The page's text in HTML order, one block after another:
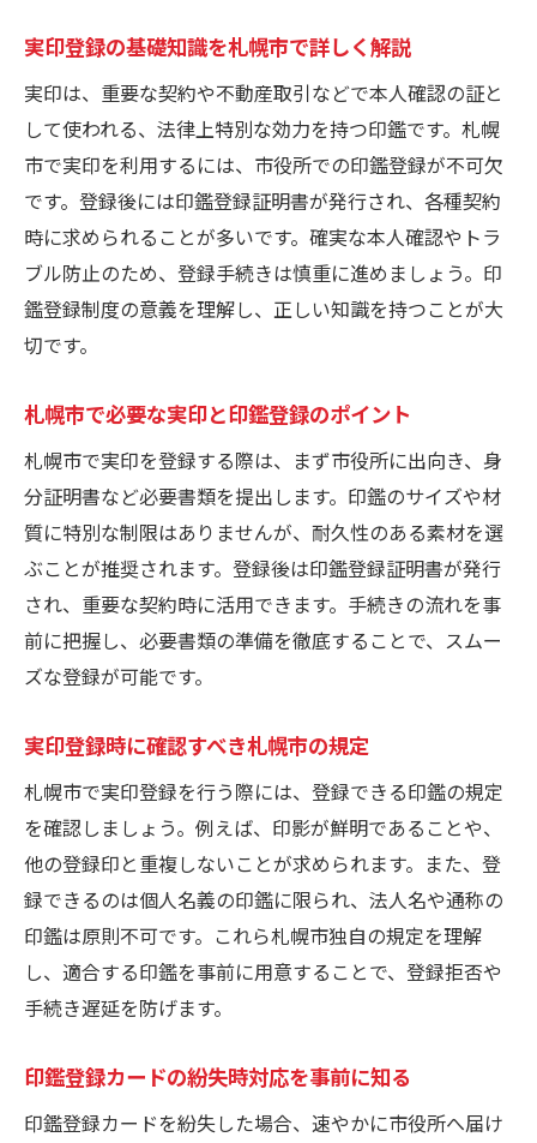
実印登録の基礎知識を札幌市で詳しく解説
実印は、重要な契約や不動産取引などで本人確認の証と
して使われる、法律上特別な効力を持つ印鑑です。札幌
市で実印を利用するには、市役所での印鑑登録が不可欠
です。登録後には印鑑登録証明書が発行され、各種契約
時に求められることが多いです。確実な本人確認やトラ
ブル防止のため、登録手続きは慎重に進めましょう。印
鑑登録制度の意義を理解し、正しい知識を持つことが大
切です。
札幌市で必要な実印と印鑑登録のポイント
札幌市で実印を登録する際は、まず市役所に出向き、身
分証明書など必要書類を提出します。印鑑のサイズや材
質に特別な制限はありませんが、耐久性のある素材を選
ぶことが推奨されます。登録後は印鑑登録証明書が発行
され、重要な契約時に活用できます。手続きの流れを事
前に把握し、必要書類の準備を徹底することで、スムー
ズな登録が可能です。
実印登録時に確認すべき札幌市の規定
札幌市で実印登録を行う際には、登録できる印鑑の規定
を確認しましょう。例えば、印影が鮮明であることや、
他の登録印と重複しないことが求められます。また、登
録できるのは個人名義の印鑑に限られ、法人名や通称の
印鑑は原則不可です。これら札幌市独自の規定を理解
し、適合する印鑑を事前に用意することで、登録拒否や
手続き遅延を防げます。
印鑑登録カードの紛失時対応を事前に知る
印鑑登録カードを紛失した場合、速やかに市役所へ届け